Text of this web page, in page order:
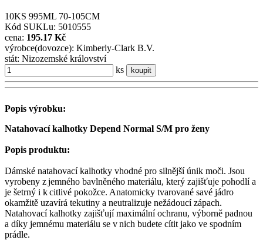
10KS 995ML 70-105CM
Kód SUKLu: 5010555
cena: 195.17 Kč
výrobce(dovozce): Kimberly-Clark B.V.
stát: Nizozemské království
ks
koupit
Popis výrobku:
Natahovací kalhotky Depend Normal S/M pro ženy
Popis produktu:
Dámské natahovací kalhotky vhodné pro silnější únik moči. Jsou
vyrobeny z jemného bavlněného materiálu, který zajišťuje pohodlí a
je šetrný i k citlivé pokožce. Anatomicky tvarované savé jádro
okamžitě uzavírá tekutiny a neutralizuje nežádoucí zápach.
Natahovací kalhotky zajišťují maximální ochranu, výborně padnou
a díky jemnému materiálu se v nich budete cítit jako ve spodním
prádle.